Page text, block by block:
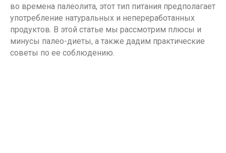
во времена палеолита, этот тип питания предполагает
употребление натуральных и непереработанных
продуктов. В этой статье мы рассмотрим плюсы и
минусы палео-диеты, а также дадим практические
советы по ее соблюдению.